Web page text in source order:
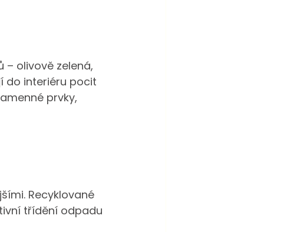
– olivově zelená,
do interiéru pocit
prvky,
Recyklované
třídění odpadu